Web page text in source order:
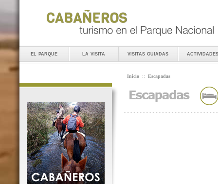
el parque la visita visitas guiadas actividades
Inicio :: Escapadas